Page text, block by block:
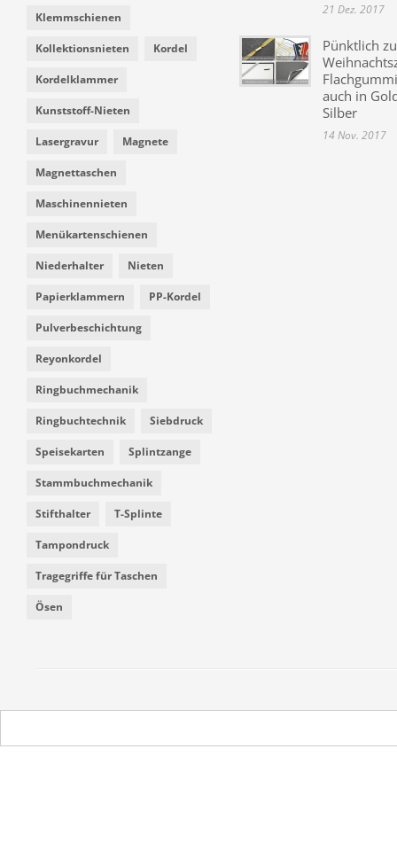
Klemmschienen
Kollektionsnieten Kordel
Kordelklammer
Kunststoff-Nieten
Lasergravur Magnete
Magnettaschen
Maschinennieten
Menükartenschienen
Niederhalter Nieten
Papierklammern PP-Kordel
Pulverbeschichtung
Reyonkordel
Ringbuchmechanik
Ringbuchtechnik Siebdruck
Speisekarten Splintzange
Stammbuchmechanik
Stifthalter T-Splinte
Tampondruck
Tragegriffe für Taschen
Ösen
21 Dez. 2017
Pünktlich
auch in
Silber
14 Nov. 2017